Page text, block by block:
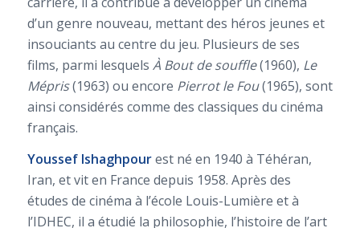
d’un genre nouveau, mettant des héros jeunes et
insouciants au centre du jeu. Plusieurs de ses
films, parmi lesquels À Bout de souffle(1960), Le
Mépris(1963) ou encore Pierrot le Fou(1965), sont
ainsi considérés comme des classiques du cinéma
français.
Youssef Ishaghpourest né en 1940 à Téhéran,
Iran, et vit en France depuis 1958. Après des
études de cinéma à l’école Louis-Lumière et à
l’IDHEC, il a étudié la philosophie, l’histoire de l’art